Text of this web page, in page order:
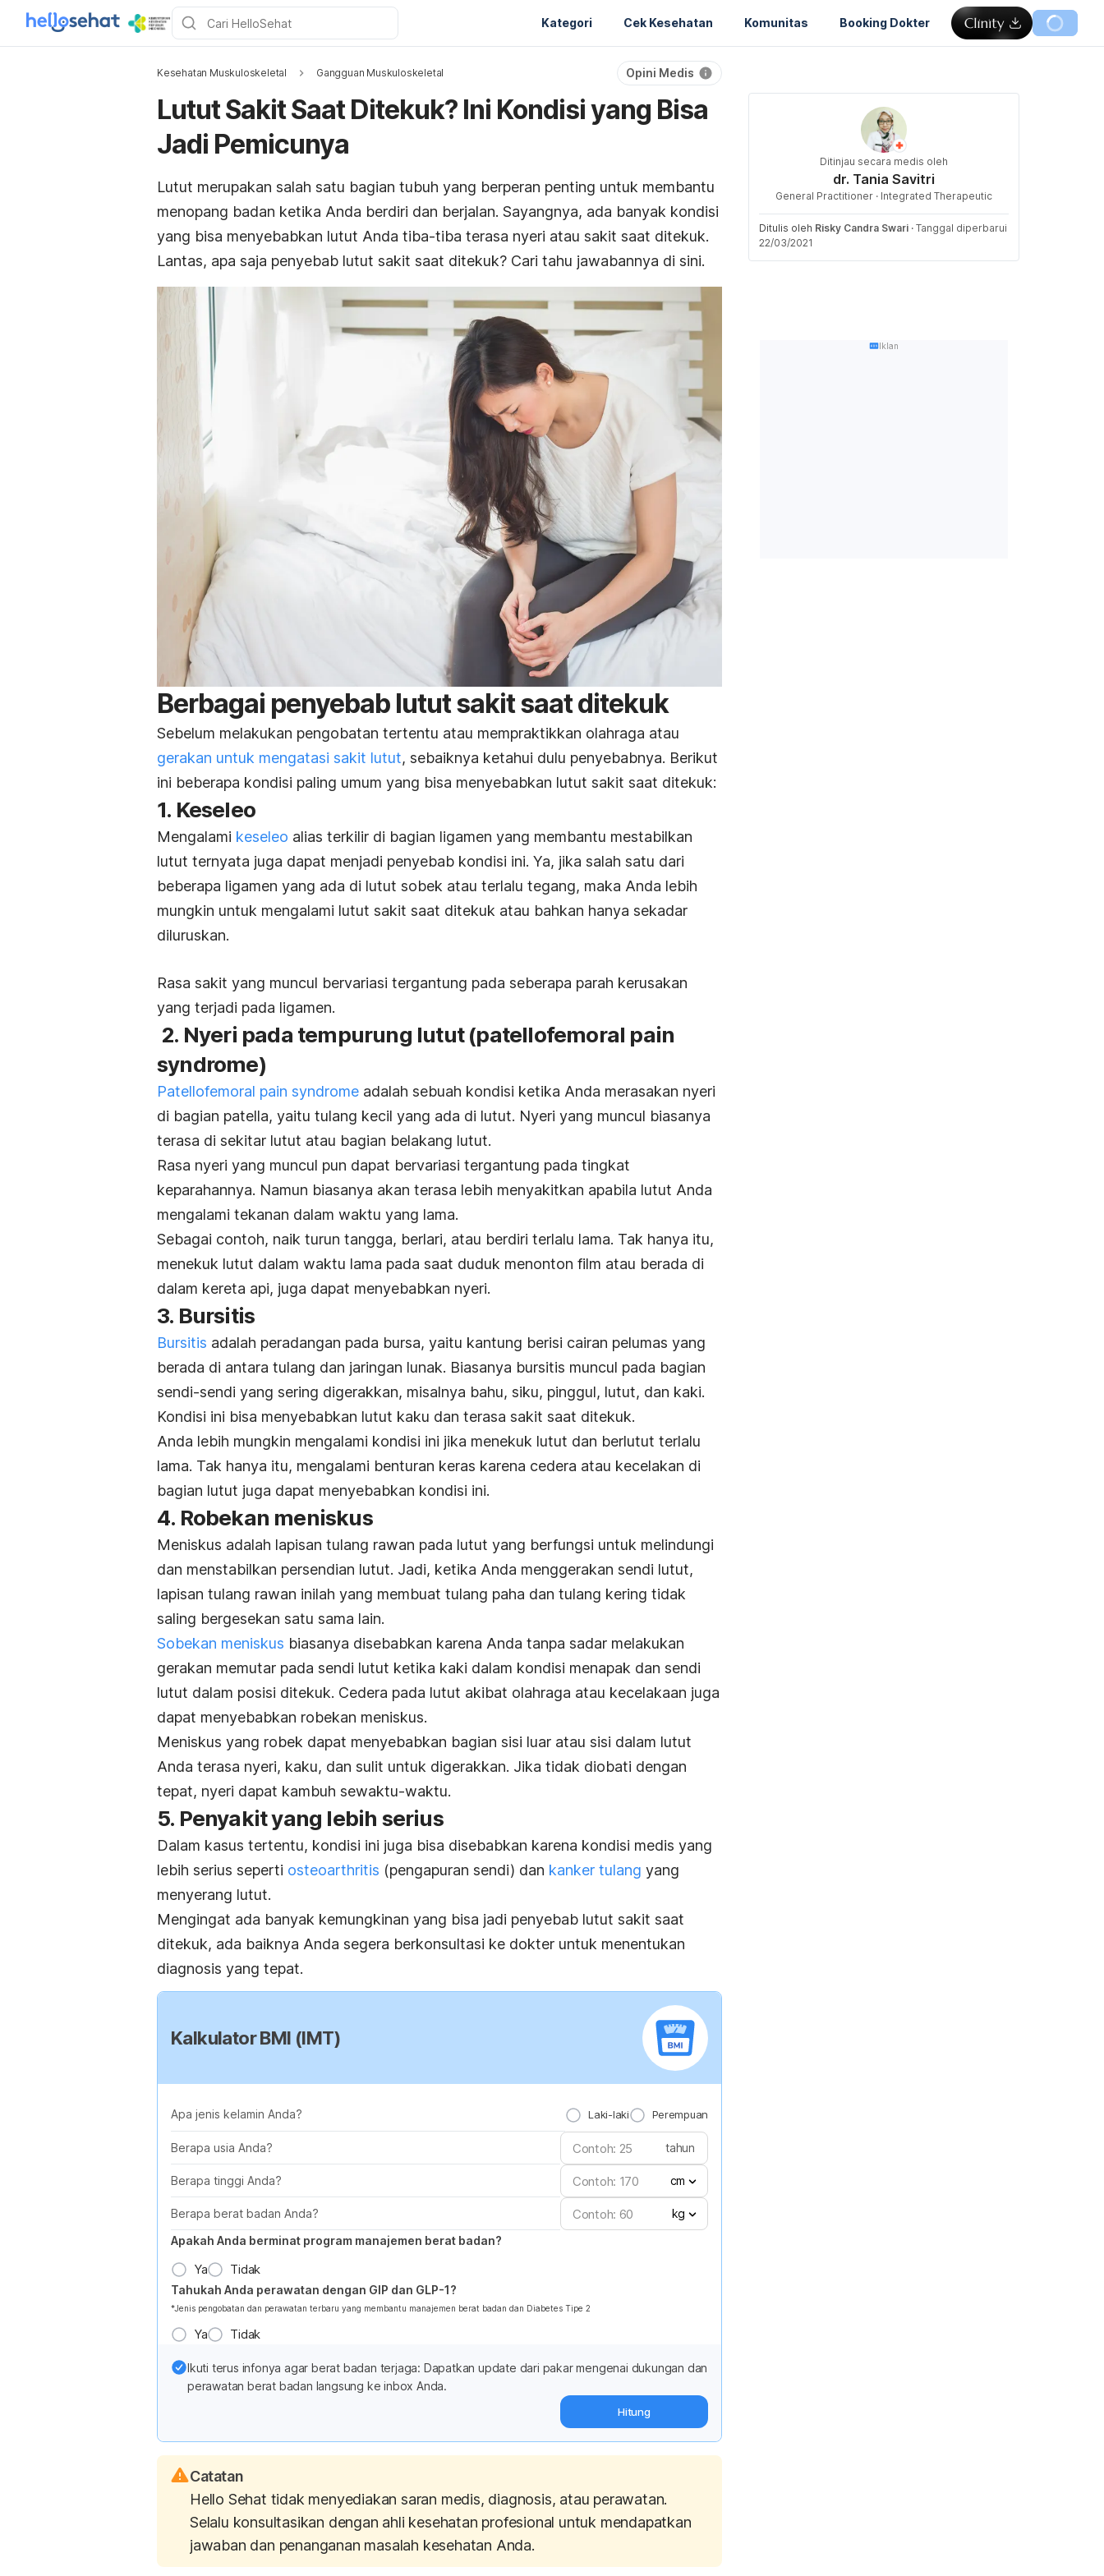
Kategori Cek Kesehatan Komunitas Booking Dokter
Kesehatan Muskuloskeletal Gangguan Muskuloskeletal Opini Medis
Lutut Sakit Saat Ditekuk? Ini Kondisi yang Bisa
Jadi Pemicunya
Lutut merupakan salah satu bagian tubuh yang berperan penting untuk membantu
menopang badan ketika Anda berdiri dan berjalan. Sayangnya, ada banyak kondisi
yang bisa menyebabkan lutut Anda tiba-tiba terasa nyeri atau sakit saat ditekuk.
Lantas, apa saja penyebab lutut sakit saat ditekuk? Cari tahu jawabannya di sini.
Berbagai penyebab lutut sakit saat ditekuk
Sebelum melakukan pengobatan tertentu atau mempraktikkan olahraga atau
gerakan untuk mengatasi sakit lutut, sebaiknya ketahui dulu penyebabnya. Berikut
ini beberapa kondisi paling umum yang bisa menyebabkan lutut sakit saat ditekuk:
1. Keseleo
Mengalami keseleo alias terkilir di bagian ligamen yang membantu mestabilkan
lutut ternyata juga dapat menjadi penyebab kondisi ini. Ya, jika salah satu dari
beberapa ligamen yang ada di lutut sobek atau terlalu tegang, maka Anda lebih
mungkin untuk mengalami lutut sakit saat ditekuk atau bahkan hanya sekadar
diluruskan.
Rasa sakit yang muncul bervariasi tergantung pada seberapa parah kerusakan
yang terjadi pada ligamen.
2. Nyeri pada tempurung lutut (patellofemoral pain
syndrome)
Patellofemoral pain syndrome adalah sebuah kondisi ketika Anda merasakan nyeri
di bagian patella, yaitu tulang kecil yang ada di lutut. Nyeri yang muncul biasanya
terasa di sekitar lutut atau bagian belakang lutut.
Rasa nyeri yang muncul pun dapat bervariasi tergantung pada tingkat
keparahannya. Namun biasanya akan terasa lebih menyakitkan apabila lutut Anda
mengalami tekanan dalam waktu yang lama.
Sebagai contoh, naik turun tangga, berlari, atau berdiri terlalu lama. Tak hanya itu,
menekuk lutut dalam waktu lama pada saat duduk menonton film atau berada di
dalam kereta api, juga dapat menyebabkan nyeri.
3. Bursitis
Bursitis adalah peradangan pada bursa, yaitu kantung berisi cairan pelumas yang
berada di antara tulang dan jaringan lunak. Biasanya bursitis muncul pada bagian
sendi-sendi yang sering digerakkan, misalnya bahu, siku, pinggul, lutut, dan kaki.
Kondisi ini bisa menyebabkan lutut kaku dan terasa sakit saat ditekuk.
Anda lebih mungkin mengalami kondisi ini jika menekuk lutut dan berlutut terlalu
lama. Tak hanya itu, mengalami benturan keras karena cedera atau kecelakan di
bagian lutut juga dapat menyebabkan kondisi ini.
4. Robekan meniskus
Meniskus adalah lapisan tulang rawan pada lutut yang berfungsi untuk melindungi
dan menstabilkan persendian lutut. Jadi, ketika Anda menggerakan sendi lutut,
lapisan tulang rawan inilah yang membuat tulang paha dan tulang kering tidak
saling bergesekan satu sama lain.
Sobekan meniskus biasanya disebabkan karena Anda tanpa sadar melakukan
gerakan memutar pada sendi lutut ketika kaki dalam kondisi menapak dan sendi
lutut dalam posisi ditekuk. Cedera pada lutut akibat olahraga atau kecelakaan juga
dapat menyebabkan robekan meniskus.
Meniskus yang robek dapat menyebabkan bagian sisi luar atau sisi dalam lutut
Anda terasa nyeri, kaku, dan sulit untuk digerakkan. Jika tidak diobati dengan
tepat, nyeri dapat kambuh sewaktu-waktu.
5. Penyakit yang lebih serius
Dalam kasus tertentu, kondisi ini juga bisa disebabkan karena kondisi medis yang
lebih serius seperti osteoarthritis (pengapuran sendi) dan kanker tulang yang
menyerang lutut.
Mengingat ada banyak kemungkinan yang bisa jadi penyebab lutut sakit saat
ditekuk, ada baiknya Anda segera berkonsultasi ke dokter untuk menentukan
diagnosis yang tepat.
Kalkulator BMI (IMT)
Apa jenis kelamin Anda? Laki-laki Perempuan
Berapa usia Anda? tahun
Berapa tinggi Anda? cm
Berapa berat badan Anda?
kg
Apakah Anda berminat program manajemen berat badan?
Ya Tidak
Tahukah Anda perawatan dengan GIP dan GLP-1?
*Jenis pengobatan dan perawatan terbaru yang membantu manajemen berat badan dan Diabetes Tipe 2
Ya Tidak
Ikuti terus infonya agar berat badan terjaga: Dapatkan update dari pakar mengenai dukungan dan
perawatan berat badan langsung ke inbox Anda.
Hitung
Catatan
Hello Sehat tidak menyediakan saran medis, diagnosis, atau perawatan.
Selalu konsultasikan dengan ahli kesehatan profesional untuk mendapatkan
jawaban dan penanganan masalah kesehatan Anda.
Ditinjau secara medis oleh
dr. Tania Savitri
General Practitioner · Integrated Therapeutic
Ditulis oleh Risky Candra Swari · Tanggal diperbarui
22/03/2021
Iklan